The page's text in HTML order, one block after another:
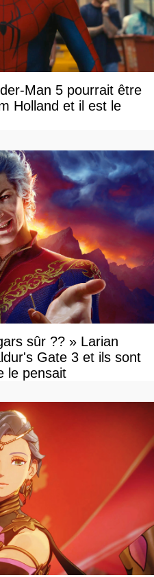
Man 5 pourrait être
Holland et il est le
sûr ?? » Larian
Gate 3 et ils sont
le pensait